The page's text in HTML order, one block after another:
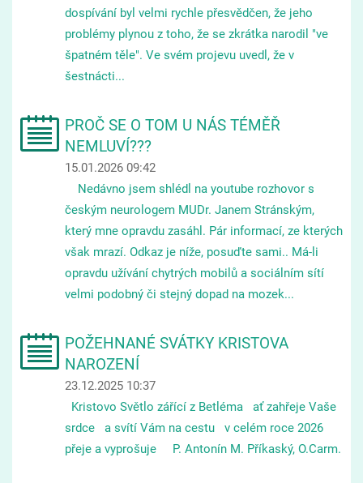
dospívání byl velmi rychle přesvědčen, že jeho
problémy plynou z toho, že se zkrátka narodil "ve
špatném těle". Ve svém projevu uvedl, že v
šestnácti...
PROČ SE O TOM U NÁS TÉMĚŘ
NEMLUVÍ???
15.01.2026 09:42
Nedávno jsem shlédl na youtube rozhovor s
českým neurologem MUDr. Janem Stránským,
který mne opravdu zasáhl. Pár informací, ze kterých
však mrazí. Odkaz je níže, posuďte sami.. Má-li
opravdu užívání chytrých mobilů a sociálním sítí
velmi podobný či stejný dopad na mozek...
POŽEHNANÉ SVÁTKY KRISTOVA
NAROZENÍ
23.12.2025 10:37
Kristovo Světlo zářící z Betléma ať zahřeje Vaše
srdce a svítí Vám na cestu v celém roce 2026
přeje a vyprošuje P. Antonín M. Příkaský, O.Carm.